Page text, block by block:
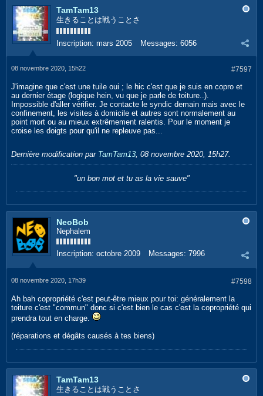
TamTam13
生きることは戦うことさ
Inscription: mars 2005 Messages: 6056
#7597
08 novembre 2020, 15h22
J'imagine que c'est une tuile oui ; le hic c'est que je suis en copro et
au dernier étage (logique hein, vu que je parle de toiture..).
Impossible d'aller vérifier. Je contacte le syndic demain mais avec le
confinement, les visites à domicile et autres sont normalement au
point mort ou au mieux extrêmement ralentis. Pour le moment je
croise les doigts pour qu'il ne repleuve pas...
Dernière modification par TamTam13, 08 novembre 2020, 15h27.
"un bon mot et tu as la vie sauve"
NeoBob
Nephalem
Inscription: octobre 2009 Messages: 7996
#7598
08 novembre 2020, 17h39
Ah bah copropriété c'est peut-être mieux pour toi: généralement la
toiture c'est "commun" donc si c'est bien le cas c'est la copropriété qui
prendra tout en charge.
(réparations et dégâts causés à tes biens)
TamTam13
生きることは戦うことさ